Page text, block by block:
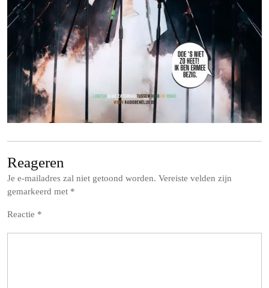
Reageren
Je e-mailadres zal niet getoond worden. Vereiste velden zijn
gemarkeerd met *
Reactie *